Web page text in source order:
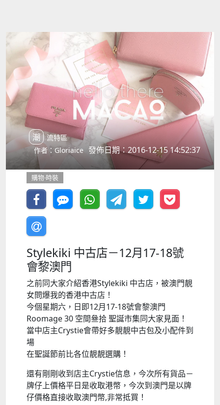
潮流特區
作者：Gloriaice 發佈日期：2016-12-15 14:52:37
購物‧時裝
Stylekiki 中古店－12月17-18號
會黎澳門
之前同大家介紹香港Stylekiki 中古店，被澳門靚
女問爆我的香港中古店！
今個星期六，日即12月17-18號會黎澳門
Roomage 30 空間叄拾 聖誕市集同大家見面！
當中店主Crystie會帶好多靚靚中古包及小配件到
場
在聖誕節前比各位靚靚選購！
還有剛剛收到店主Crystie信息，今次所有貨品－
牌仔上價格平日是收取港幣，今次到澳門是以牌
仔價格直接收取澳門幣,非常抵買！